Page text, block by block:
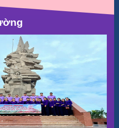
kinh phí giữ trẻ trong hè tháng
giữ trẻ trong hè tháng 7 năm
kinh phí ngân quý 02/2025
kinh phí giữ trẻ trong hè tháng
giữ trẻ trong hè tháng 6 năm